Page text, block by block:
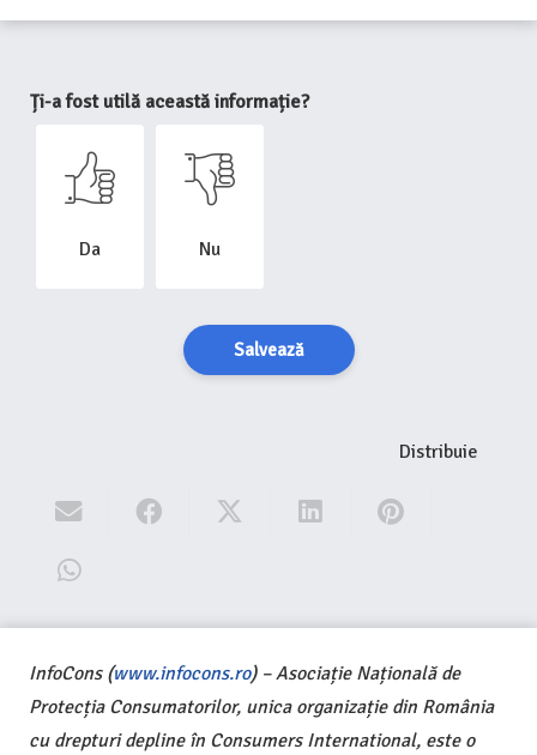
Ți-a fost utilă această informație?
Da Nu
Salvează
Distribuie
InfoCons (www.infocons.ro) – Asociație Națională de
Protecția Consumatorilor, unica organizație din România
cu drepturi depline în Consumers International, este o